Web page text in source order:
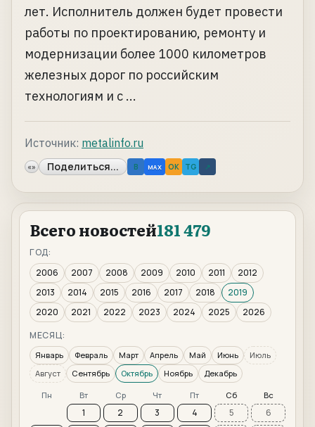
лет. Исполнитель должен будет провести
работы по проектированию, ремонту и
модернизации более 1000 километров
железных дорог по российским
технологиям и с ...
Источник: metalinfo.ru
«» Поделиться... B MAX OK TG ↗
Всего новостей181 479
ГОД:
2006
2007 2008 2009 2010 2011
2012
2013
2014 2015 2016 2017 2018
2019
2020
2021 2022 2023 2024 2025
2026
МЕСЯЦ:
Январь Февраль Март Апрель Май Июнь
Июль
Август
Сентябрь Октябрь Ноябрь Декабрь
Пн Вт Ср Чт Пт Сб Вс
1 2 3 4 5
6